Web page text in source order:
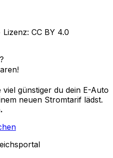
Lizenz: CC BY 4.0
günstiger du dein E-Auto
neuen Stromtarif lädst.